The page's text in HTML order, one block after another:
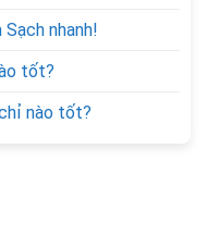
nhanh!
tốt?
nào tốt?